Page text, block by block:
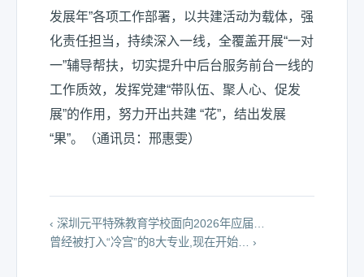
发展年”各项工作部署，以共建活动为载体，强
化责任担当，持续深入一线，全覆盖开展“一对
一”辅导帮扶，切实提升中后台服务前台一线的
工作质效，发挥党建“带队伍、聚人心、促发
展”的作用，努力开出共建 “花”，结出发展
“果”。（通讯员：邢惠雯）
‹ 深圳元平特殊教育学校面向2026年应届…
曾经被打入“冷宫”的8大专业,现在开始… ›